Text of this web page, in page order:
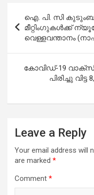
navigation
ഐ. പി. സി
മീറ്റിംഗുകള്‍ക്ക്
വെള്ളവന്താനം
കോവിഡ്-19
പിരിച്ചു
Leave a Reply
Your email address will
are marked *
Comment *